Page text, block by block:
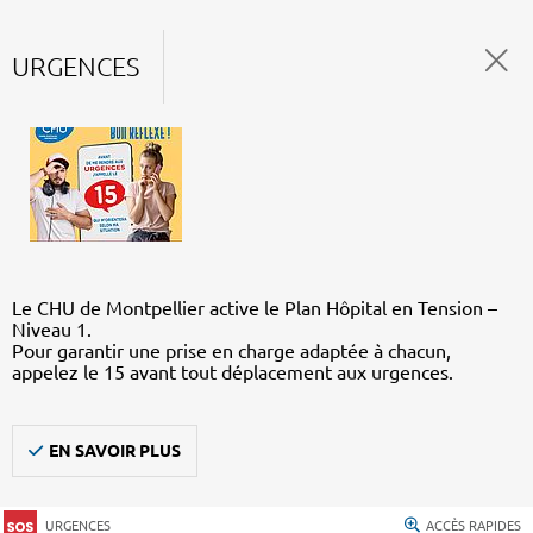
URGENCES
Le CHU de Montpellier active le Plan Hôpital en Tension –
Niveau 1.
Pour garantir une prise en charge adaptée à chacun,
appelez le 15 avant tout déplacement aux urgences.
EN SAVOIR PLUS
URGENCES ACCÈS RAPIDES